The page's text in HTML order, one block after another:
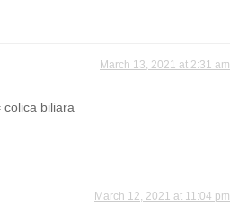
March 13, 2021 at 2:31 am
colica biliara
March 12, 2021 at 11:04 pm